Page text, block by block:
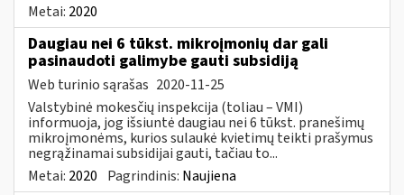
Metai: 2020
Daugiau nei 6 tūkst. mikroįmonių dar gali
pasinaudoti galimybe gauti subsidiją
Web turinio sąrašas 2020-11-25
Valstybinė mokesčių inspekcija (toliau – VMI)
informuoja, jog išsiuntė daugiau nei 6 tūkst. pranešimų
mikroįmonėms, kurios sulaukė kvietimų teikti prašymus
negrąžinamai subsidijai gauti, tačiau to...
Metai: 2020 Pagrindinis: Naujiena